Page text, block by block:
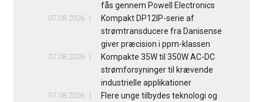
fås gennem Powell Electronics
07.08.2026
Kompakt DP12IP-serie af
strømtransducere fra Danisense
giver præcision i ppm-klassen
07.08.2026
Kompakte 35W til 350W AC-DC
strømforsyninger til krævende
industrielle applikationer
07.08.2026
Flere unge tilbydes teknologi og